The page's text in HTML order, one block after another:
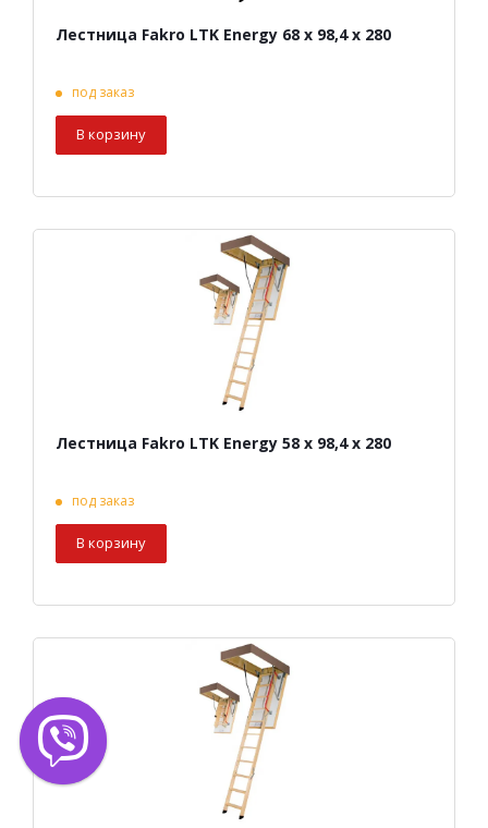
Лестница Fakro LTK Energy 68 х 98,4 х 280
под заказ
В корзину
Лестница Fakro LTK Energy 58 х 98,4 х 280
под заказ
В корзину